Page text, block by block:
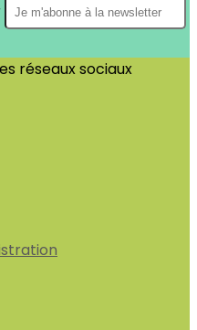
réseaux sociaux